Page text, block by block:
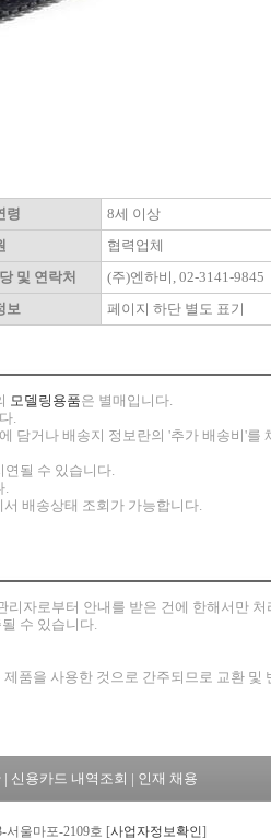
령
8세 이상
협력업체
및 연락처
(주)엔하비, 02-3141-9845
보 페이지 하단 별도 표기
모델링용품은 별매입니다.
.
담거나 배송지 정보란의 '추가 배송비'를
될 수 있습니다.
.
서 배송상태 조회가 가능합니다.
자로부터 안내를 받은 건에 한해서만
수 있습니다.
품을 사용한 것으로 간주되므로 교환 및
| 신용카드 내역조회 | 인재 채용
서울마포-2109호 [사업자정보확인]